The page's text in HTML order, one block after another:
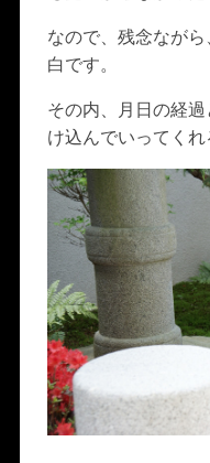
なので、残念なが
白です。
その内、月日の経
け込んでいってくれ